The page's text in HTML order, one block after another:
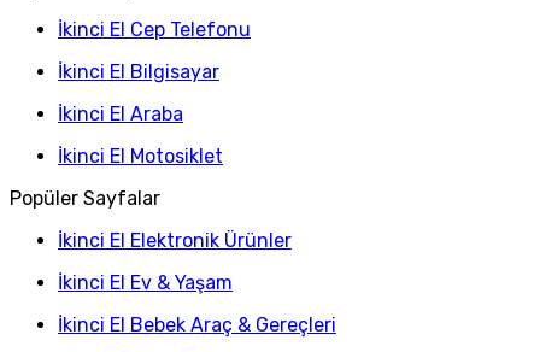
İkinci El Cep Telefonu
İkinci El Bilgisayar
İkinci El Araba
İkinci El Motosiklet
Popüler Sayfalar
İkinci El Elektronik Ürünler
İkinci El Ev & Yaşam
İkinci El Bebek Araç & Gereçleri